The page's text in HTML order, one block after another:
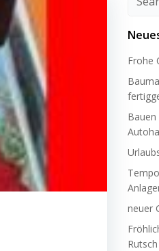
Frohe
neuer
Rutsch